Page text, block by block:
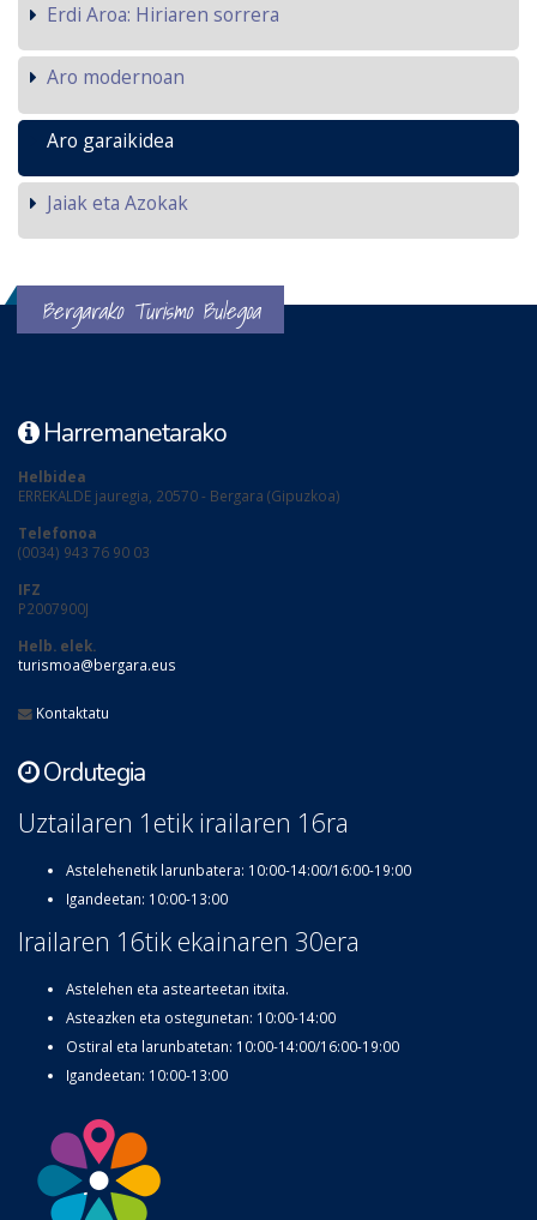
Erdi Aroa: Hiriaren sorrera
Aro modernoan
Aro garaikidea
Jaiak eta Azokak
Bergarako Turismo Bulegoa
Harremanetarako
Helbidea
ERREKALDE jauregia, 20570 - Bergara (Gipuzkoa)
Telefonoa
(0034) 943 76 90 03
IFZ
P2007900J
Helb. elek.
turismoa@bergara.eus
Kontaktatu
Ordutegia
Uztailaren 1etik irailaren 16ra
Astelehenetik larunbatera: 10:00-14:00/16:00-19:00
Igandeetan: 10:00-13:00
Irailaren 16tik ekainaren 30era
Astelehen eta astearteetan itxita.
Asteazken eta ostegunetan: 10:00-14:00
Ostiral eta larunbatetan: 10:00-14:00/16:00-19:00
Igandeetan: 10:00-13:00